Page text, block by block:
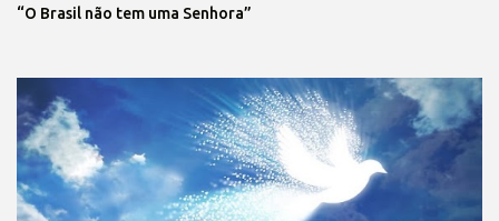
“O Brasil não tem uma Senhora”